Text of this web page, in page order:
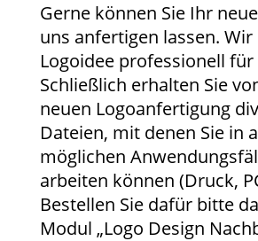
Gerne können Sie Ihr
uns anfertigen lassen.
Logoidee professionell für
Schließlich erhalten Sie
neuen Logoanfertigung
Dateien, mit denen Sie in
möglichen
arbeiten können (Druck,
Bestellen Sie dafür bitte
Modul „Logo Design